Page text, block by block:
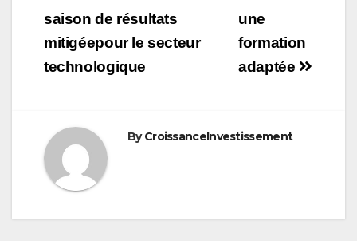
l’article
une
formation
adaptée
saison de résultats
mitigéepour le secteur
technologique
ByCroissanceInvestissement